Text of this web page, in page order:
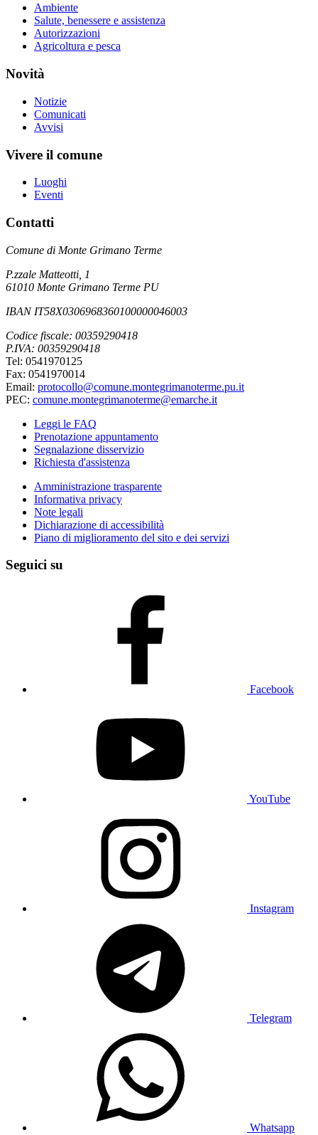
Ambiente
Salute, benessere e assistenza
Autorizzazioni
Agricoltura e pesca
Novità
Notizie
Comunicati
Avvisi
Vivere il comune
Luoghi
Eventi
Contatti
Comune di Monte Grimano Terme
P.zzale Matteotti, 1
61010 Monte Grimano Terme PU
IBAN IT58X0306968360100000046003
Codice fiscale: 00359290418
P.IVA: 00359290418
Tel: 0541970125
Fax: 0541970014
Email: protocollo@comune.montegrimanoterme.pu.it
PEC: comune.montegrimanoterme@emarche.it
Leggi le FAQ
Prenotazione appuntamento
Segnalazione disservizio
Richiesta d'assistenza
Amministrazione trasparente
Informativa privacy
Note legali
Dichiarazione di accessibilità
Piano di miglioramento del sito e dei servizi
Seguici su
Facebook
YouTube
Instagram
Telegram
Whatsapp